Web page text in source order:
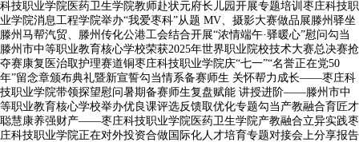
科技职业学院医药卫生学院教师赴状元府长儿园开展专题培训枣庄科技职
业学院消息工程学院举办“我爱枣科”从题 MV、摄影大赛做品展滕州驿坐
滕州马帮汽贸、滕州传化公港工会结合开展“浓情端午·驿暖心”慰问勾当
滕州市中等职业教育核心学校荣获2025年世界职业院校技术大赛总决赛抢
夺赛康复医治取护理赛道铜枣庄科技职业学院庆“七一”“名誉正在党50
年”留念章颁布典礼暨新宣誓勾当情系备赛师生 关怀帮力成长——枣庄科
技职业学院带领探望慰问暑期备赛师生复盘赋能 讲授进阶——滕州市中
等职业教育核心学校举办优良课评选反馈取优化专题勾当产教融合育匠才
聪慧康养强财产——枣庄科技职业学院医药卫生学院产教融合立异实践枣
庄科技职业学院正在对外投资合做国际化人才培育专题对接会上分享报告